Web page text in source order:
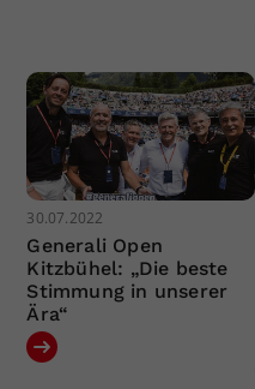
30.07.2022
Generali Open
Kitzbühel: „Die beste
Stimmung in unserer
Ära“